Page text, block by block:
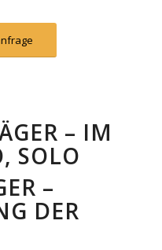
– IM
SOLO
–
DER